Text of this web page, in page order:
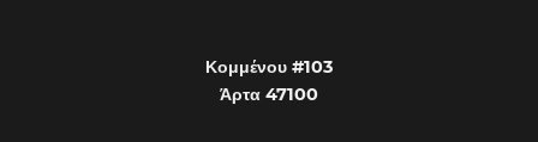
Κομμένου #103
Άρτα 47100